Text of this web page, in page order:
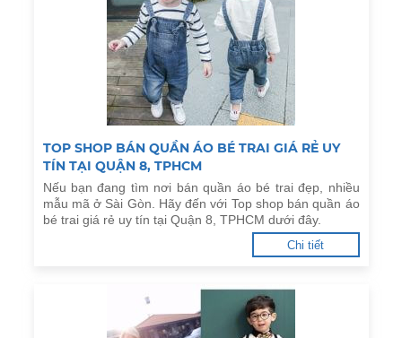
TOP SHOP BÁN QUẦN ÁO BÉ TRAI GIÁ RẺ UY
TÍN TẠI QUẬN 8, TPHCM
Nếu bạn đang tìm nơi bán quần áo bé trai đẹp, nhiều
mẫu mã ở Sài Gòn. Hãy đến với Top shop bán quần áo
bé trai giá rẻ uy tín tại Quận 8, TPHCM dưới đây.
Chi tiết